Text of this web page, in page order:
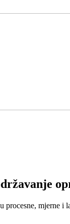
procesne, mjerne i